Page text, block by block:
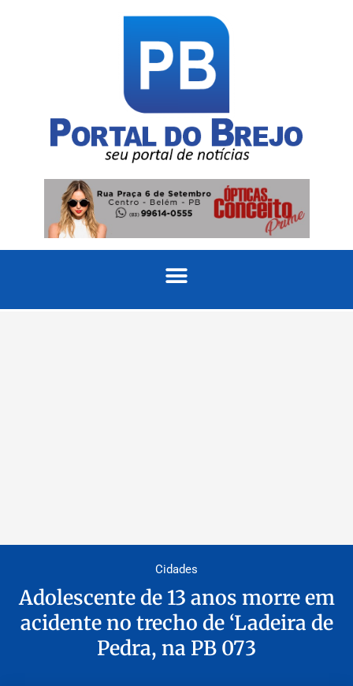
Cidades
Adolescente de 13 anos morre em
acidente no trecho de ‘Ladeira de
Pedra, na PB 073